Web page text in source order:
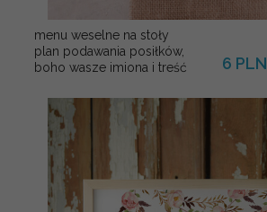
menu weselne na stoły
plan podawania posiłków,
boho wasze imiona i treść
6 PLN